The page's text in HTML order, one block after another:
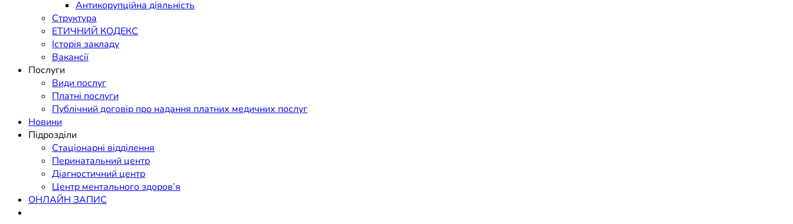
Антикорупційна діяльність
Структура
ЕТИЧНИЙ КОДЕКС
Історія закладу
Вакансії
Послуги
Види послуг
Платні послуги
Публічний договір про надання платних медичних послуг
Новини
Підрозділи
Стаціонарні відділення
Перинатальний центр
Діагностичний центр
Центр ментального здоров’я
ОНЛАЙН ЗАПИС